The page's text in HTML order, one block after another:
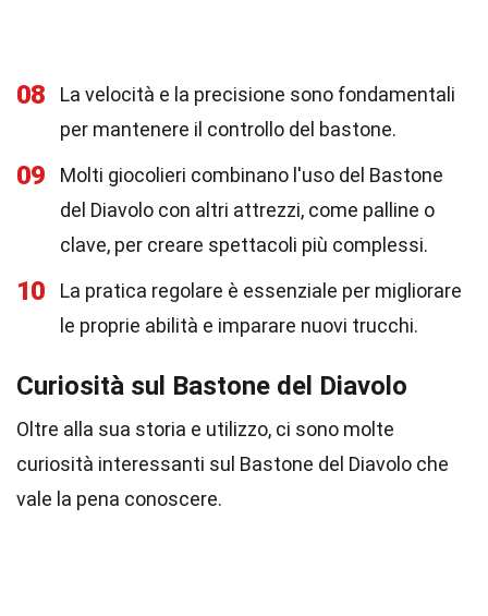
08
La velocità e la precisione sono fondamentali
per mantenere il controllo del bastone.
09
Molti giocolieri combinano l'uso del Bastone
del Diavolo con altri attrezzi, come palline o
clave, per creare spettacoli più complessi.
10
La pratica regolare è essenziale per migliorare
le proprie abilità e imparare nuovi trucchi.
Curiosità sul Bastone del Diavolo
Oltre alla sua storia e utilizzo, ci sono molte
curiosità interessanti sul Bastone del Diavolo che
vale la pena conoscere.